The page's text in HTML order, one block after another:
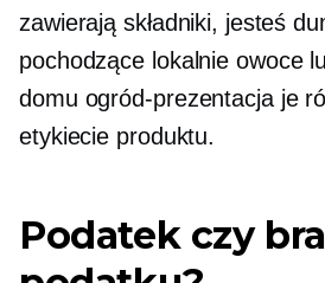
zawierają składniki, jesteś
pochodzące lokalnie owoce
domu ogród-prezentacjaje
etykiecie produktu.
Podatek czy